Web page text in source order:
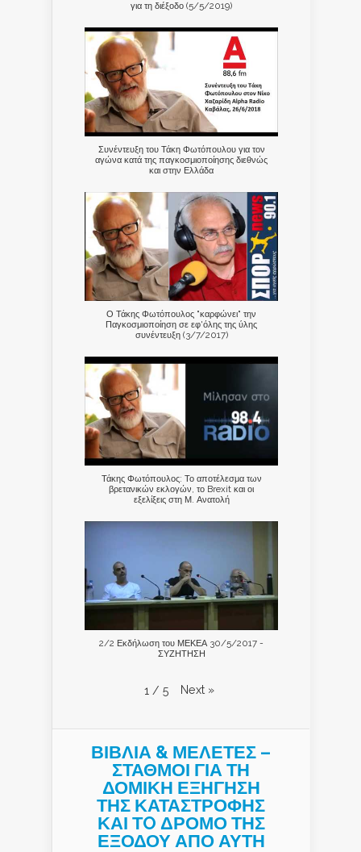
για τη διέξοδο (5/5/2019)
Συνέντευξη του Τάκη Φωτόπουλου για τον
αγώνα κατά της παγκοσμιοποίησης διεθνώς
και στην Ελλάδα
Ο Τάκης Φωτόπουλος "καρφώνει" την
Παγκοσμιοποίηση σε εφ'όλης της ύλης
συνέντευξη (3/7/2017)
Τάκης Φωτόπουλος: Το αποτέλεσμα των
βρετανικών εκλογών, το Brexit και οι
εξελίξεις στη Μ. Ανατολή
2/2 Εκδήλωση του ΜΕΚΕΑ 30/5/2017 -
ΣΥΖΗΤΗΣΗ
1 / 5 Next »
ΒΙΒΛΙΑ & ΜΕΛΕΤΕΣ –
ΣΤΑΘΜΟΙ ΓΙΑ ΤΗ
ΔΟΜΙΚΗ ΕΞΗΓΗΣΗ
ΤΗΣ ΚΑΤΑΣΤΡΟΦΗΣ
ΚΑΙ ΤO ΔΡΟΜΟ ΤΗΣ
ΕΞΟΔΟΥ ΑΠΟ ΑΥΤΗ